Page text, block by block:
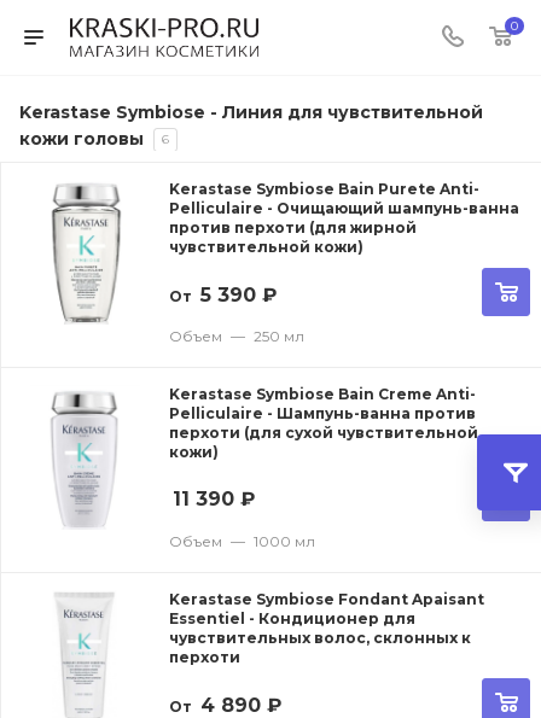
0
Kerastase Symbiose - Линия для чувствительной
кожи головы
6
Kerastase Symbiose Bain Purete Anti-
Pelliculaire - Очищающий шампунь-ванна
против перхоти (для жирной
чувствительной кожи)
От 5 390 ₽
Объем — 250 мл
Kerastase Symbiose Bain Creme Anti-
Pelliculaire - Шампунь-ванна против
перхоти (для сухой чувствительной
кожи)
11 390 ₽
Объем — 1000 мл
Kerastase Symbiose Fondant Apaisant
Essentiel - Кондиционер для
чувствительных волос, склонных к
перхоти
От 4 890 ₽